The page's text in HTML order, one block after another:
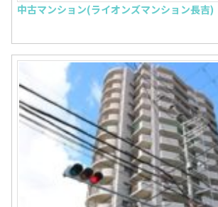
中古マンション(ライオンズマンション長吉)